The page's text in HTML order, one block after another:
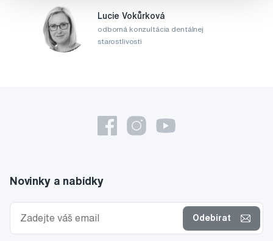
Lucie Vokůrková
odborná konzultácia dentálnej
starostlivosti
Novinky a nabídky
Odebírat